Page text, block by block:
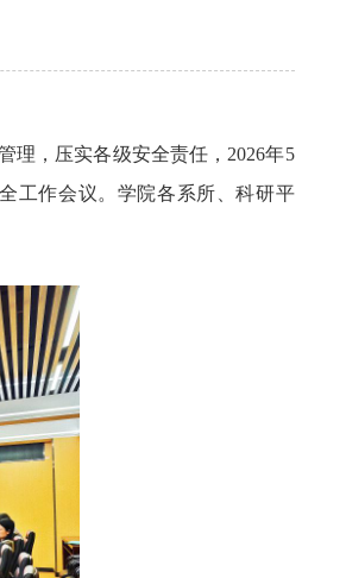
理，压实各级安全责任，2026年5
工作会议。 学院各系所、科研平